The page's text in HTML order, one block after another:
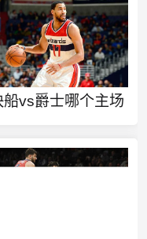
船vs爵士哪个主场